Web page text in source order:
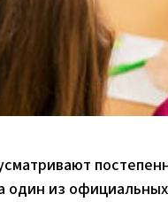
один из